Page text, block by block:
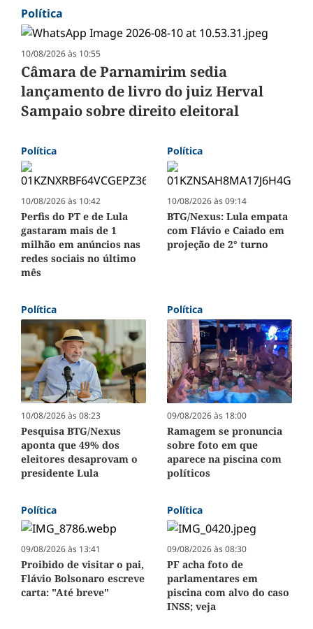
Política
10/08/2026 às 10:55
Câmara de Parnamirim sedia
lançamento de livro do juiz Herval
Sampaio sobre direito eleitoral
Política
10/08/2026 às 10:42
Perfis do PT e de Lula
gastaram mais de 1
milhão em anúncios nas
redes sociais no último
mês
Política
10/08/2026 às 09:14
BTG/Nexus: Lula empata
com Flávio e Caiado em
projeção de 2° turno
Política
10/08/2026 às 08:23
Pesquisa BTG/Nexus
aponta que 49% dos
eleitores desaprovam o
presidente Lula
Política
09/08/2026 às 18:00
Ramagem se pronuncia
sobre foto em que
aparece na piscina com
políticos
Política
09/08/2026 às 13:41
Proibido de visitar o pai,
Flávio Bolsonaro escreve
carta: "Até breve"
Política
09/08/2026 às 08:30
PF acha foto de
parlamentares em
piscina com alvo do caso
INSS; veja